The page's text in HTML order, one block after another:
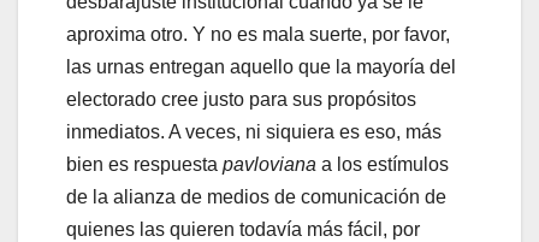
aproxima otro. Y no es mala suerte, por favor,
las urnas entregan aquello que la mayoría del
electorado cree justo para sus propósitos
inmediatos. A veces, ni siquiera es eso, más
bien es respuesta pavloviana a los estímulos
de la alianza de medios de comunicación de
quienes las quieren todavía más fácil, por